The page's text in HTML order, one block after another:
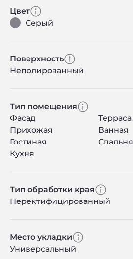
Цвет
Серый
Поверхность
Неполированный
Тип помещения
Фасад
Терраса
Прихожая
Ванная
Гостиная
Спальня
Кухня
Тип обработки края
Неректифицированный
Место укладки
Универсальный